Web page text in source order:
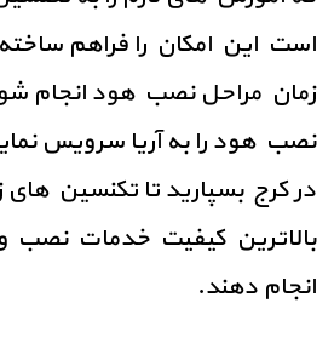
است این امکان را فراهم ساخته
زمان مراحل نصب هود انجام
نصب هود را به آریا سرویس
در کرج بسپارید تا تکنسین های
بالاترین کیفیت خدمات نصب و
انجام دهند.